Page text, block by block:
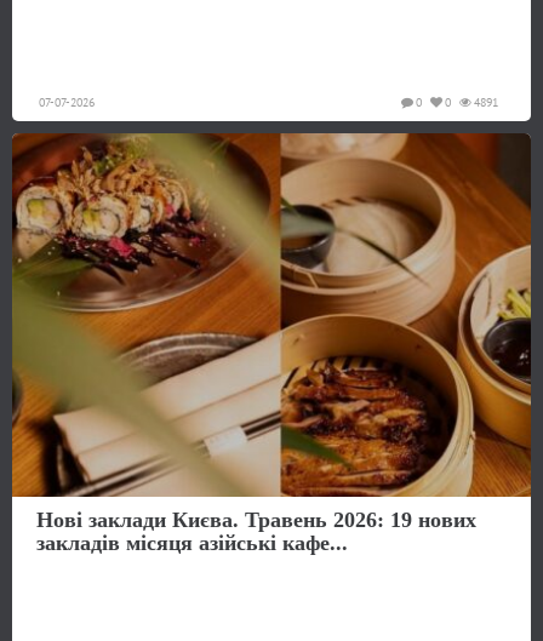
07-07-2026 4891
0
0
Нові заклади Києва. Травень 2026: 19 нових
закладів місяця азійські кафе...